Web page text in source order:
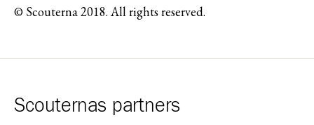
© Scouterna 2018. All rights reserved.
Scouternas partners